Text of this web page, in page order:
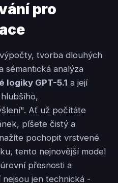
pro
tvorba dlouhých
sémantická analýza
logiky GPT-5.1 a její
Ať už počítáte
píšete čistý a
pochopit vrstvené
tento nejnovější model
přesnosti a
jen technická -